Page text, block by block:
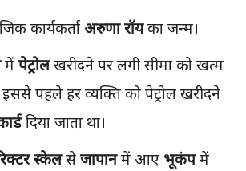
कार्यकर्ता अरुणारॉयका जन्म।
मेंपेट्रोलखरीदने पर लगी सीमा को खत्म
इससे पहले हर व्यक्ति को पेट्रोल खरीदने
दिया जाता था।
टरस्केलसेजापानमें आए भूकंपमें